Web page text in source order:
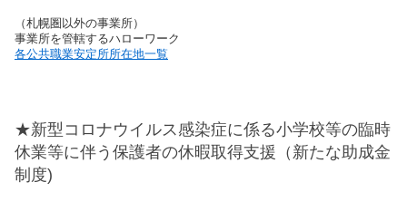
（札幌圏以外の事業所）
事業所を管轄するハローワーク
各公共職業安定所所在地一覧
★新型コロナウイルス感染症に係る小学校等の臨時
休業等に伴う保護者の休暇取得支援（新たな助成金
制度)